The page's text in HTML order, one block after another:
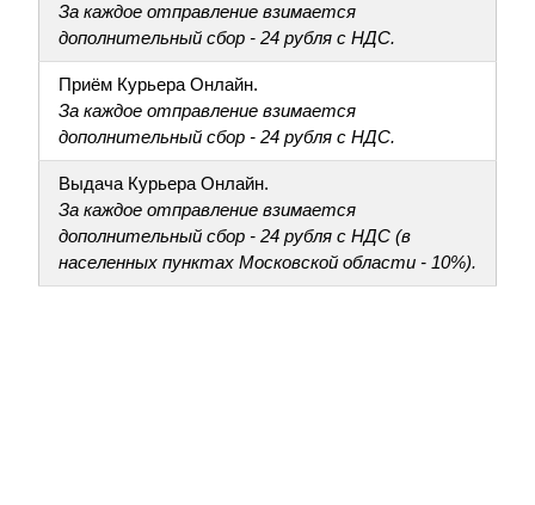
За каждое отправление взимается
дополнительный сбор - 24 рубля с НДС.
Приём Курьера Онлайн.
За каждое отправление взимается
дополнительный сбор - 24 рубля с НДС.
Выдача Курьера Онлайн.
За каждое отправление взимается
дополнительный сбор - 24 рубля с НДС (в
населенных пунктах Московской области - 10%).